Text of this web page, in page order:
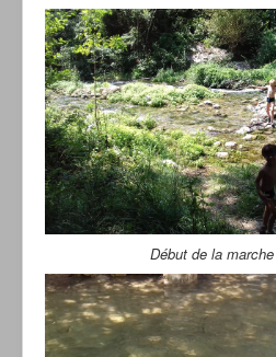
Début de la